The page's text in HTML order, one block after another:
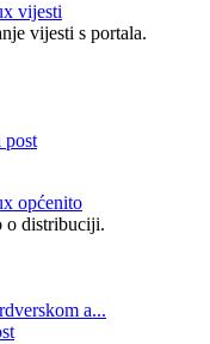
vijesti
vijesti s portala.
post
općenito
o distribuciji.
a...